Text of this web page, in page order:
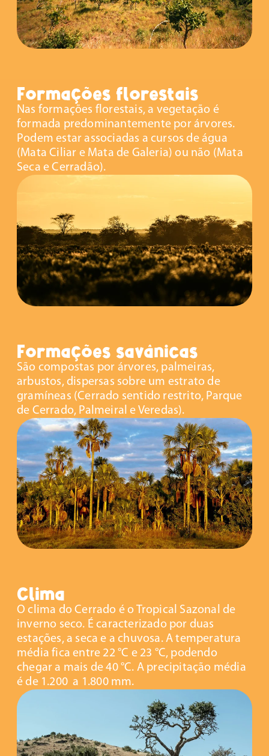
Formações florestais
Nas formações florestais, a vegetação é
formada predominantemente por árvores.
Podem estar associadas a cursos de água
(Mata Ciliar e Mata de Galeria) ou não (Mata
Seca e Cerradão).
Formações savânicas
São compostas por árvores, palmeiras,
arbustos, dispersas sobre um estrato de
gramíneas (Cerrado sentido restrito, Parque
de Cerrado, Palmeiral e Veredas).
Clima
O clima do Cerrado é o Tropical Sazonal de
inverno seco. É caracterizado por duas
estações, a seca e a chuvosa. A temperatura
média fica entre 22 °C e 23 °C, podendo
chegar a mais de 40 °C. A precipitação média
é de 1.200 a 1.800 mm.